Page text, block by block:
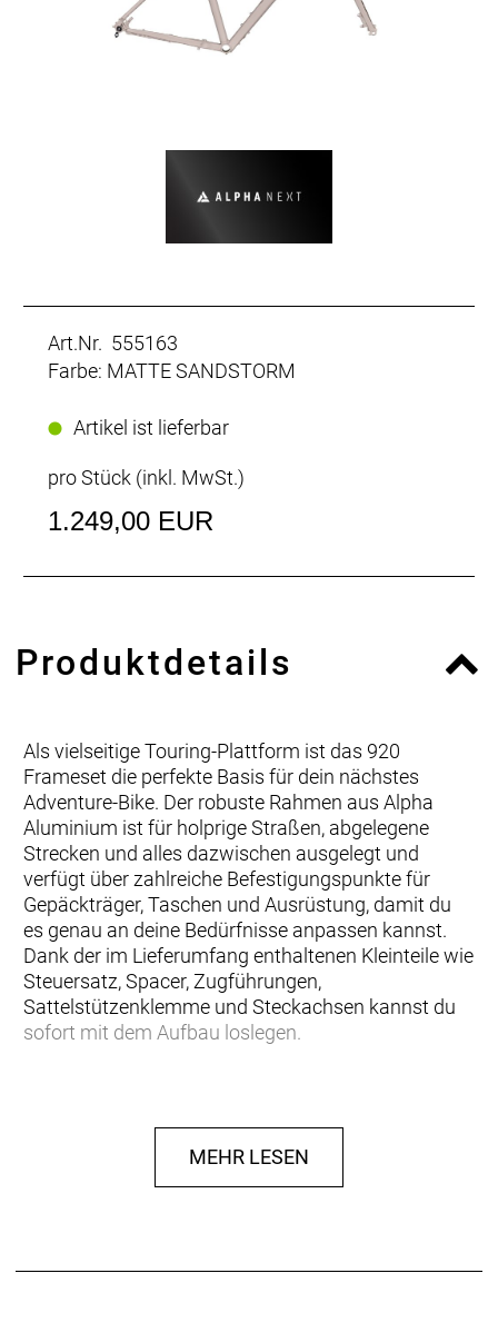
Art.Nr. 555163
Farbe: MATTE SANDSTORM
Artikel ist lieferbar
pro Stück (inkl. MwSt.)
1.249,00 EUR
Produktdetails
Als vielseitige Touring-Plattform ist das 920
Frameset die perfekte Basis für dein nächstes
Adventure-Bike. Der robuste Rahmen aus Alpha
Aluminium ist für holprige Straßen, abgelegene
Strecken und alles dazwischen ausgelegt und
verfügt über zahlreiche Befestigungspunkte für
Gepäckträger, Taschen und Ausrüstung, damit du
es genau an deine Bedürfnisse anpassen kannst.
Dank der im Lieferumfang enthaltenen Kleinteile wie
Steuersatz, Spacer, Zugführungen,
Sattelstützenklemme und Steckachsen kannst du
sofort mit dem Aufbau loslegen.
deiner Prioritätenliste ganz weit oben. Du gehörst zu
denen, die ihren Freunden Campingausrüstung
ausleihen, und im letzten Jahr hast du mindestens
MEHR LESEN